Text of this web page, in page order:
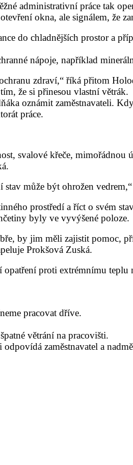
administrativní práce tak
okna, ale signálem, že
do chladnějších prostor a
nápoje, například
zdraví,“ říká přitom
že si přinesou vlastní větrák.
oznámit zaměstnavateli.
práce.
svalové křeče,
stav může být ohrožen
prostředí a říct o svém
byly ve vyvýšené poloze.
by jim měli zajistit pomoc,
Prokšová Zuská.
proti extrémnímu
pracovat dříve.
větrání na pracovišti.
zaměstnavatel a